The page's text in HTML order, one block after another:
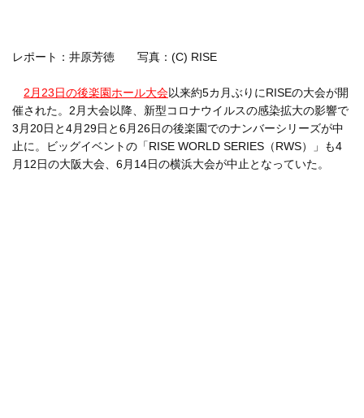
レポート：井原芳徳 写真：(C) RISE
2月23日の後楽園ホール大会以来約5カ月ぶりにRISEの大会が開
催された。2月大会以降、新型コロナウイルスの感染拡大の影響で
3月20日と4月29日と6月26日の後楽園でのナンバーシリーズが中
止に。ビッグイベントの「RISE WORLD SERIES（RWS）」も4
月12日の大阪大会、6月14日の横浜大会が中止となっていた。